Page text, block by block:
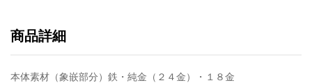
商品詳細
本体素材（象嵌部分）鉄・純金（２４金）・１８金